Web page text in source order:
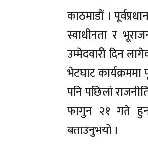
काठमाडौं ।
स्वाधीनता र
उम्मेदवारी दिन
भेटघाट कार्यक्रममा
पनि पछिलो
फागुन २१ गते हुन
बताउनुभयो ।